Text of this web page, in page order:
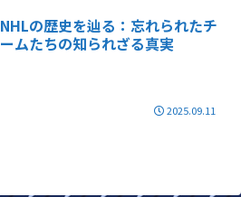
NHLの歴史を辿る：忘れられたチ
ームたちの知られざる真実
2025.09.11